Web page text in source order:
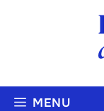
MENU